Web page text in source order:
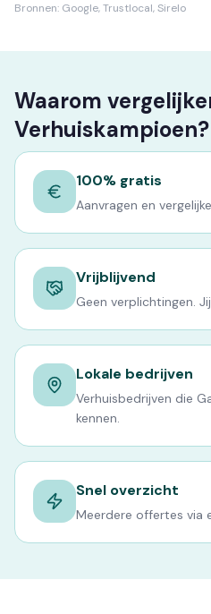
Bronnen: Google, Trustlocal, Sirelo
Waarom
Verhuiskampioen?
100% gratis
Aanvragen en
Vrijblijvend
Geen verplichtingen.
Lokale bedrijven
Verhuisbedrijven die
kennen.
Snel overzicht
Meerdere offertes via